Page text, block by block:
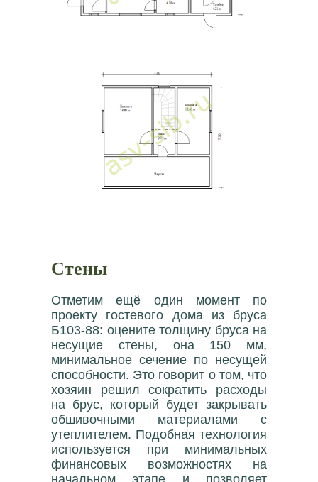
Стены
Отметим ещё один момент по
проекту гостевого дома из бруса
Б103-88: оцените толщину бруса на
несущие стены, она 150 мм,
минимальное сечение по несущей
способности. Это говорит о том, что
хозяин решил сократить расходы
на брус, который будет закрывать
обшивочными материалами с
утеплителем. Подобная технология
используется при минимальных
финансовых возможностях на